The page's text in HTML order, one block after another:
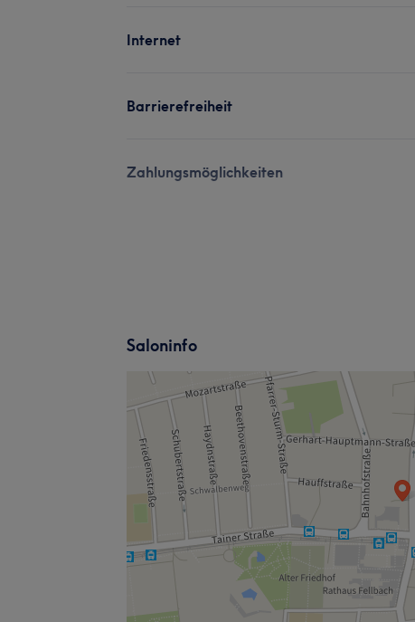
Internet
Barrierefreiheit
Zahlungsmöglichkeiten
Saloninfo